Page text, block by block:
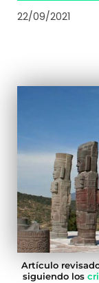
22/09/2021
Artículo
siguiendo los